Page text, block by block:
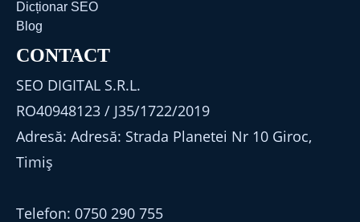
Dicționar SEO
Blog
CONTACT
SEO DIGITAL S.R.L.
RO40948123 / J35/1722/2019
Adresă: Adresă: Strada Planetei Nr 10 Giroc,
Timiș
Telefon: 0750 290 755